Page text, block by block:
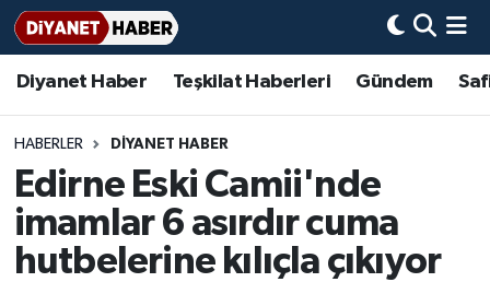
Diyanet Haber Teşkilat Haberleri Gündem
HABERLER DİYANET HABER
Edirne Eski Camii'nde
imamlar 6 asırdır cuma
hutbelerine kılıçla çıkıyor
Diyanet Haber
Teşkilat Haberleri
Adana Müftülüğü
Adıyaman Müftülüğü
Afyonkarahisar Müftülüğü
Ağrı Müftülüğü
Gündem
#Keşfet
Bir Ayet
Bir Hikaye
Biyografiler
Dini kavramlar
Aile Dergisi
Aylık Dergi
İmam Hatip Okulları
Başmakale
Hadis-i Şerifler
Hayat Okumaları
Nöbetçi Eczaneler
Hava Durumu
Ankara Namaz Vakitleri
Trafik Durumu